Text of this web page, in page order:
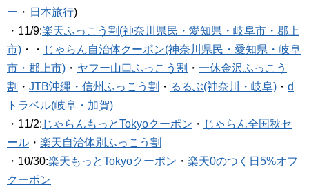
ー ・ 日本旅行)
・11/9:楽天ふっこう割(神奈川県民・愛知県・岐阜市・郡上
市) ・・ じゃらん自治体クーポン(神奈川県民・愛知県・岐阜
市・郡上市) ・ ヤフー山口ふっこう割 ・ 一休金沢ふっこう
割 ・ JTB沖縄・信州ふっこう割 ・ るるぶ(神奈川・岐阜) ・ d
トラベル(岐阜・加賀)
・11/2: じゃらんもっとTokyoクーポン ・ じゃらん全国秋セ
ール ・ 楽天自治体別ふっこう割
・10/30:楽天もっとTokyoクーポン ・ 楽天0のつく日5%オフ
クーポン